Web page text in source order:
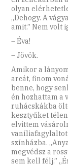
olyan
„Dehogy. A
amit.” Nem volt
– Éva!
– Jövök.
Amikor a
arcát, finom
benne, hogy
én hozhattam a
ruhácskákba
kesztyűket
elvittem
vaníliafagylaltot
színházba.
megvédsz a
sem kell félj.”